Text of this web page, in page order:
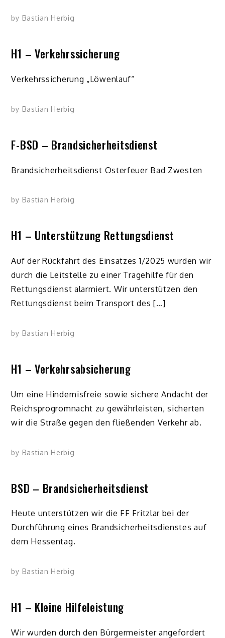
by Bastian Herbig
H1 – Verkehrssicherung
Verkehrssicherung „Löwenlauf“
by Bastian Herbig
F-BSD – Brandsicherheitsdienst
Brandsicherheitsdienst Osterfeuer Bad Zwesten
by Bastian Herbig
H1 – Unterstützung Rettungsdienst
Auf der Rückfahrt des Einsatzes 1/2025 wurden wir
durch die Leitstelle zu einer Tragehilfe für den
Rettungsdienst alarmiert. Wir unterstützen den
Rettungsdienst beim Transport des […]
by Bastian Herbig
H1 – Verkehrsabsicherung
Um eine Hindernisfreie sowie sichere Andacht der
Reichsprogromnacht zu gewährleisten, sicherten
wir die Straße gegen den fließenden Verkehr ab.
by Bastian Herbig
BSD – Brandsicherheitsdienst
Heute unterstützen wir die FF Fritzlar bei der
Durchführung eines Brandsicherheitsdienstes auf
dem Hessentag.
by Bastian Herbig
H1 – Kleine Hilfeleistung
Wir wurden durch den Bürgermeister angefordert